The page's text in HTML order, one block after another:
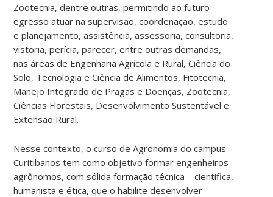
Zootecnia, dentre outras, permitindo ao futuro
egresso atuar na supervisão, coordenação, estudo
e planejamento, assistência, assessoria, consultoria,
vistoria, perícia, parecer, entre outras demandas,
nas áreas de Engenharia Agrícola e Rural, Ciência do
Solo, Tecnologia e Ciência de Alimentos, Fitotecnia,
Manejo Integrado de Pragas e Doenças, Zootecnia,
Ciências Florestais, Desenvolvimento Sustentável e
Extensão Rural.
Nesse contexto, o curso de Agronomia do campus
Curitibanos tem como objetivo formar engenheiros
agrônomos, com sólida formação técnica – cientifica,
humanista e ética, que o habilite desenvolver